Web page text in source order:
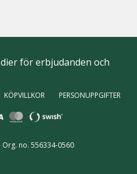
för erbjudanden och
KÖPVILLKOR PERSONUPPGIFTER
Org. no. 556334-0560